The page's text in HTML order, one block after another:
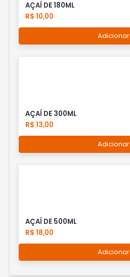
AÇAÍ DE 180ML
R$ 10,00
Adicionar
AÇAÍ DE 300ML
R$ 13,00
Adicionar
AÇAÍ DE 500ML
R$ 18,00
Adicionar